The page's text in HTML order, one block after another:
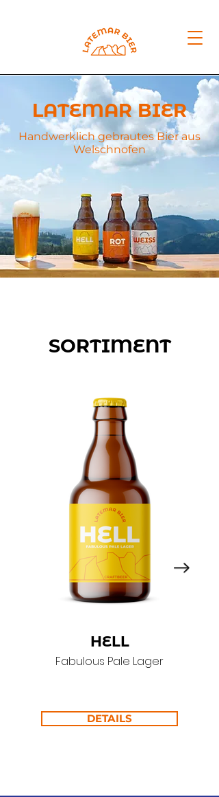
LATEMAR BIER
Handwerklich gebrautes Bier aus
Welschnofen
SORTIMENT
HELL
Fabulous Pale Lager
DETAILS